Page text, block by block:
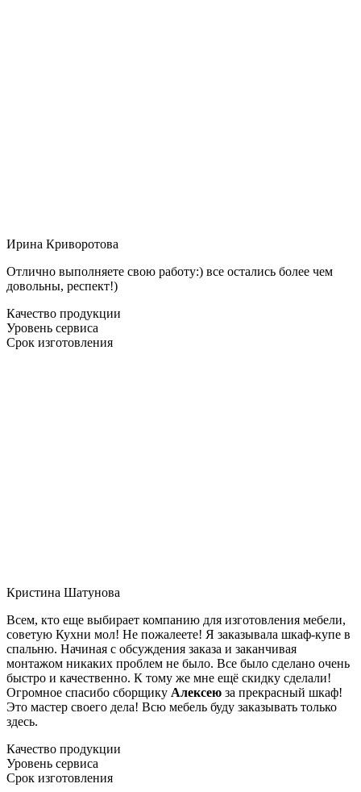
Ирина Криворотова
Отлично выполняете свою работу:) все остались более чем
довольны, респект!)
Качество продукции
Уровень сервиса
Срок изготовления
Кристина Шатунова
Всем, кто еще выбирает компанию для изготовления мебели,
советую Кухни мол! Не пожалеете! Я заказывала шкаф-купе в
спальню. Начиная с обсуждения заказа и заканчивая
монтажом никаких проблем не было. Все было сделано очень
быстро и качественно. К тому же мне ещё скидку сделали!
Огромное спасибо сборщику Алексею за прекрасный шкаф!
Это мастер своего дела! Всю мебель буду заказывать только
здесь.
Качество продукции
Уровень сервиса
Срок изготовления